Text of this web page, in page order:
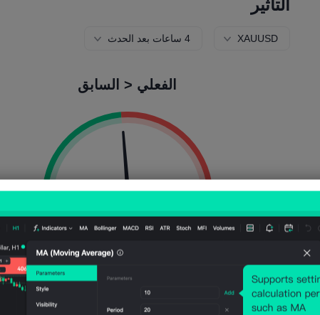
التأثير
XAUUSD 4 ساعات بعد الحدث
الفعلي < السابق
عدد الارتفاعات:
عدد السقوط:
32
-301Points